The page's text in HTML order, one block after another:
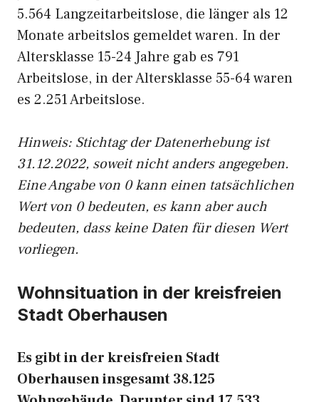
5.564 Langzeitarbeitslose, die länger als 12
Monate arbeitslos gemeldet waren. In der
Altersklasse 15-24 Jahre gab es 791
Arbeitslose, in der Altersklasse 55-64 waren
es 2.251 Arbeitslose.
Hinweis: Stichtag der Datenerhebung ist
31.12.2022, soweit nicht anders angegeben.
Eine Angabe von 0 kann einen tatsächlichen
Wert von 0 bedeuten, es kann aber auch
bedeuten, dass keine Daten für diesen Wert
vorliegen.
Wohnsituation in der kreisfreien
Stadt Oberhausen
Es gibt in der kreisfreien Stadt
Oberhausen insgesamt 38.125